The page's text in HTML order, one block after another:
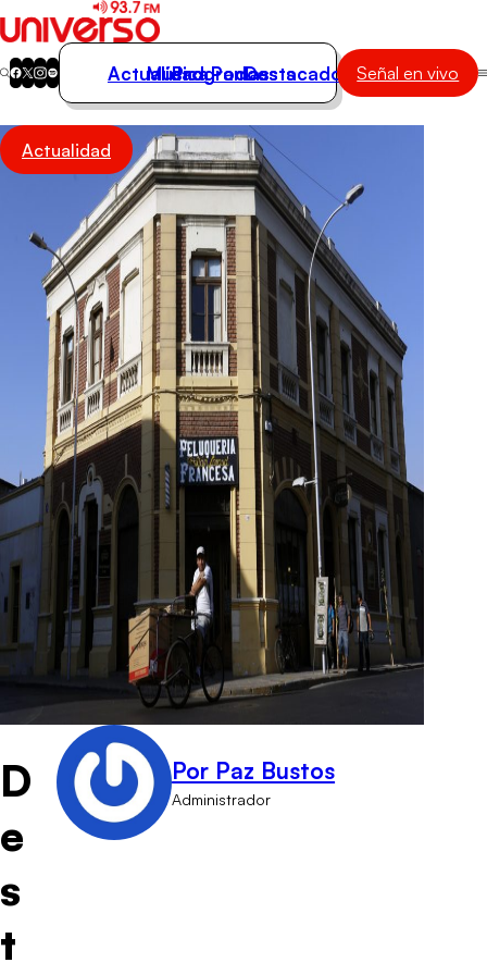
Actualidad
Música
Programas
Podcasts
Destacados
Actualidad
Música
Programas
Podcasts
Destacados Señal en vivo
Actualidad
D
e
s
t
Por Paz Bustos
Administrador